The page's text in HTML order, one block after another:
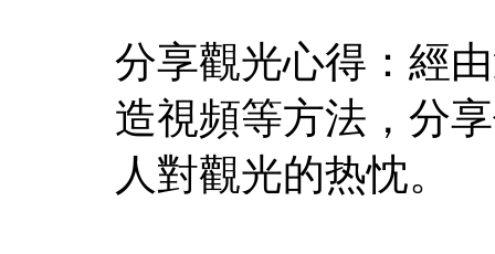
分享觀光心得：經
造視頻等方法，分
人對觀光的热忱。